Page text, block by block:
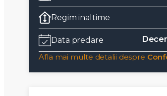
Regim inaltime
Data predare
Afla mai multe detalii despre